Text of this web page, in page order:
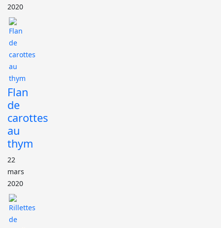
2020
Flan
de
carottes
au
thym
22
mars
2020